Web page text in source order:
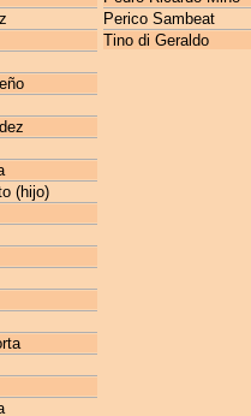
(hijo)
Perico Sambeat
Tino di Geraldo